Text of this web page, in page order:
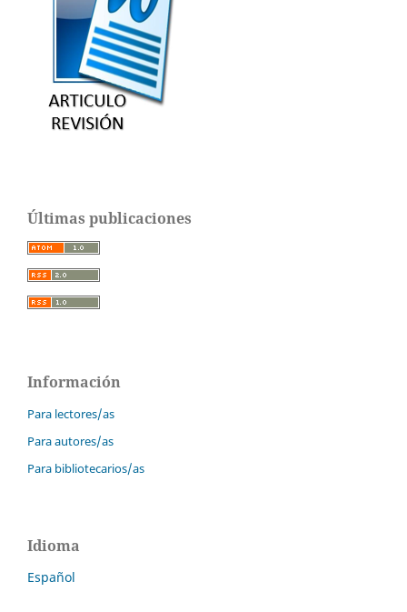
Últimas publicaciones
Información
Para lectores/as
Para autores/as
Para bibliotecarios/as
Idioma
Español